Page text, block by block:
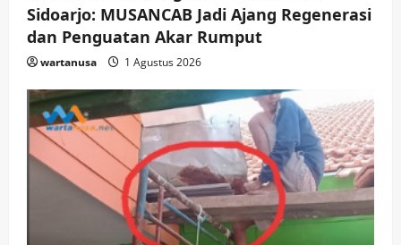
Sidoarjo: MUSANCAB Jadi Ajang Regenerasi
dan Penguatan Akar Rumput
wartanusa 1 Agustus 2026